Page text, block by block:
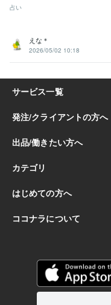
占い
えな＊
2026/05/02 10:18